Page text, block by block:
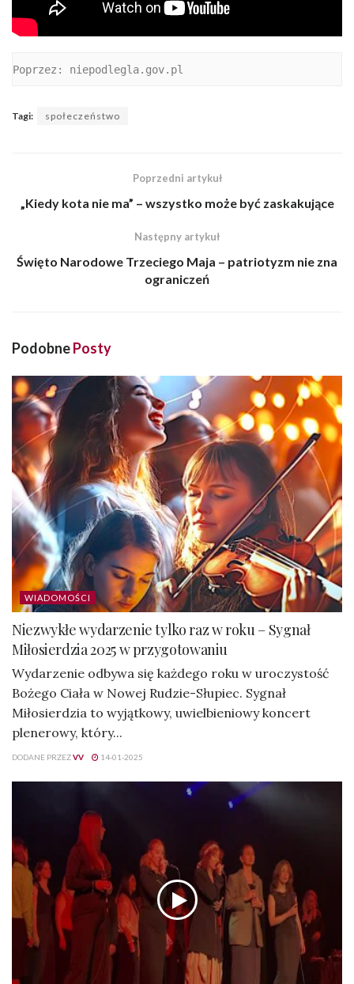
Poprzez: niepodlegla.gov.pl
Tagi: społeczeństwo
Poprzedni artykuł
„Kiedy kota nie ma” – wszystko może być zaskakujące
Następny artykuł
Święto Narodowe Trzeciego Maja – patriotyzm nie zna
ograniczeń
PodobnePosty
WIADOMOŚCI
Niezwykłe wydarzenie tylko raz w roku – Sygnał
Miłosierdzia 2025 w przygotowaniu
Wydarzenie odbywa się każdego roku w uroczystość
Bożego Ciała w Nowej Rudzie-Słupiec. Sygnał
Miłosierdzia to wyjątkowy, uwielbieniowy koncert
plenerowy, który...
DODANE PRZEZVV 14-01-2025